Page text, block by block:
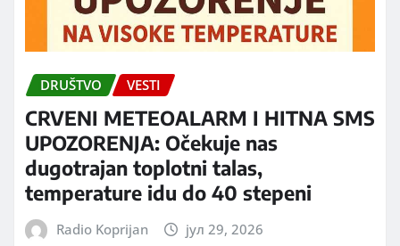
DRUŠTVO VESTI
CRVENI METEOALARM I HITNA SMS
UPOZORENJA: Očekuje nas
dugotrajan toplotni talas,
temperature idu do 40 stepeni
Radio Koprijan јул 29, 2026